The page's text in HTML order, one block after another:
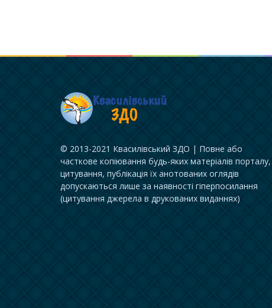
© 2013-2021 Квасилівський ЗДО | Повне або
часткове копіювання будь-яких матеріалів порталу,
цитування, публікація їх анотованих оглядів
допускаються лише за наявності гіперпосилання
(цитування джерела в друкованих виданнях)